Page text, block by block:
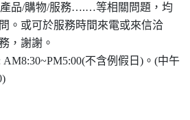
品/購物/服務….…等相關問題，均
。或可於服務時間來電或來信洽
，謝謝。
不含例假日)。(中午